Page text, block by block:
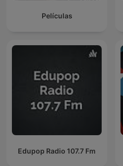
Películas
Edupop Radio 107.7 Fm